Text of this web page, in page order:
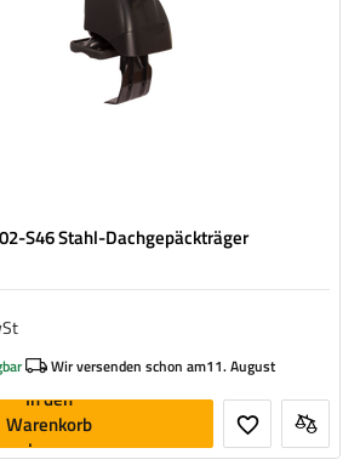
S46 Stahl-Dachgepäckträger
Wir versenden schon am11. August
In den
Warenkorb
legen